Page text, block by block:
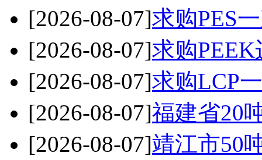
[2026-08-07]求购PES
[2026-08-07]求购
[2026-08-07]求购LCP
[2026-08-07]福建省20
[2026-08-07]靖江市50